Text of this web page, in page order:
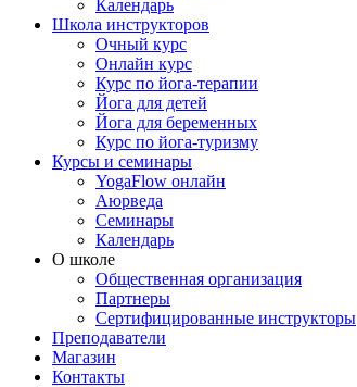
Календарь
Школа инструкторов
Очный курс
Онлайн курс
Курс по йога-терапии
Йога для детей
Йога для беременных
Курс по йога-туризму
Курсы и семинары
YogaFlow онлайн
Аюрведа
Семинары
Календарь
О школе
Общественная организация
Партнеры
Сертифицированные инструкторы
Преподаватели
Магазин
Контакты